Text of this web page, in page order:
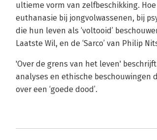
ultieme vorm van zelfbeschikking.
euthanasie bij jongvolwassenen, bij
die hun leven als ‘voltooid’
Laatste Wil, en de ‘Sarco’ van Philip
'Over de grens van het leven'
analyses en ethische
over een ‘goede dood’.